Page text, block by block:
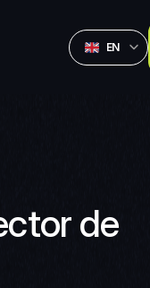
Select Language
English
EN
de